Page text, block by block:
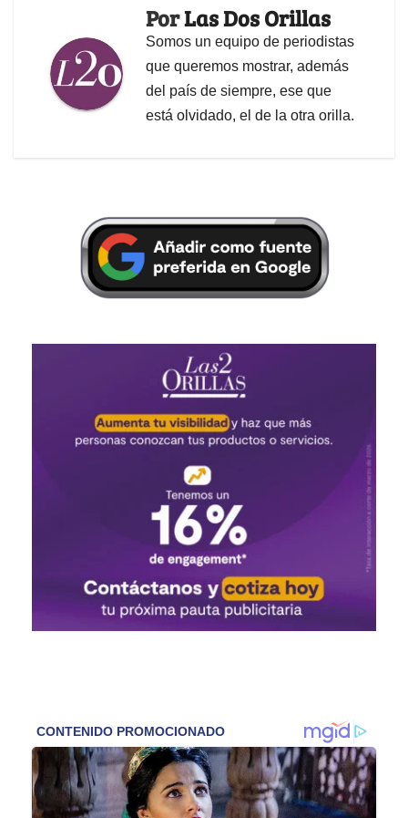
PorLas Dos Orillas
Somos un equipo de periodistas
que queremos mostrar, además
del país de siempre, ese que
está olvidado, el de la otra orilla.